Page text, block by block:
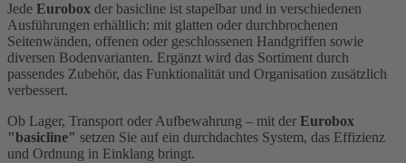
Jede Eurobox der basicline ist stapelbar und in verschiedenen
Ausführungen erhältlich: mit glatten oder durchbrochenen
Seitenwänden, offenen oder geschlossenen Handgriffen sowie
diversen Bodenvarianten. Ergänzt wird das Sortiment durch
passendes Zubehör, das Funktionalität und Organisation zusätzlich
verbessert.
Ob Lager, Transport oder Aufbewahrung – mit der Eurobox
"basicline" setzen Sie auf ein durchdachtes System, das Effizienz
und Ordnung in Einklang bringt.